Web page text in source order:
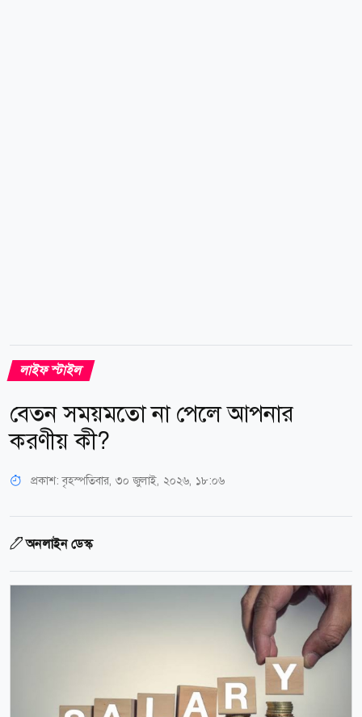
লাইফ স্টাইল
বেতন সময়মতো না পেলে আপনার
করণীয় কী?
প্রকাশ:বৃহস্পতিবার, ৩০ জুলাই, ২০২৬, ১৮:০৬
অনলাইন ডেস্ক